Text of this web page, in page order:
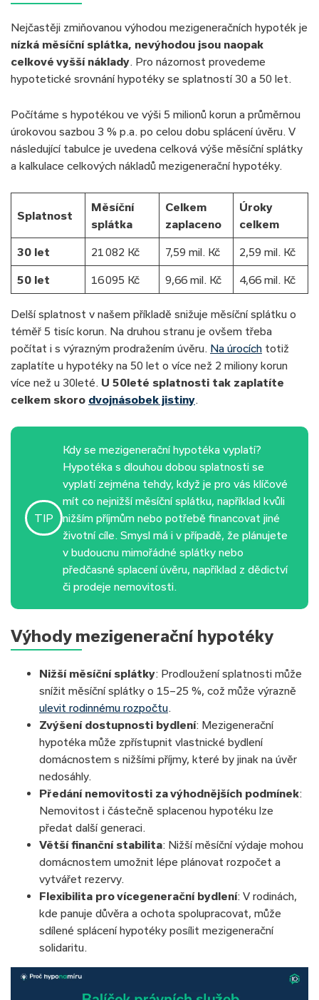
✅Doba splácení:
30 let
✅Výše úvěru:
3 500 000 Kč
✅Měsíční splátka:
18 131 Kč
Nejčastěji zmiňovanou výhodou mezigeneračních hypoték je
nízká měsíční splátka, nevýhodou jsou naopak
celkové vyšší náklady . Pro názornost provedeme
hypotetické srovnání hypotéky se splatností 30 a 50 let.
Počítáme s hypotékou ve výši 5 milionů korun a průměrnou
úrokovou sazbou 3 % p.a. po celou dobu splácení úvěru. V
následující tabulce je uvedena celková výše měsíční splátky
a kalkulace celkových nákladů mezigenerační hypotéky.
Splatnost
Měsíční
splátka
Celkem
zaplaceno
Úroky
celkem
30 let 21 082 Kč 7,59 mil. Kč 2,59 mil. Kč
50 let 16 095 Kč 9,66 mil. Kč 4,66 mil. Kč
Delší splatnost v našem příkladě snižuje měsíční splátku o
téměř 5 tisíc korun. Na druhou stranu je ovšem třeba
počítat i s výrazným prodražením úvěru. Na úrocích totiž
zaplatíte u hypotéky na 50 let o více než 2 miliony korun
více než u 30leté. U 50leté splatnosti tak zaplatíte
celkem skoro dvojnásobek jistiny.
TIP
Kdy se mezigenerační hypotéka vyplatí?
Hypotéka s dlouhou dobou splatnosti se
vyplatí zejména tehdy, když je pro vás klíčové
mít co nejnižší měsíční splátku, například kvůli
nižším příjmům nebo potřebě financovat jiné
životní cíle. Smysl má i v případě, že plánujete
v budoucnu mimořádné splátky nebo
předčasné splacení úvěru, například z dědictví
či prodeje nemovitosti.
Výhody mezigenerační hypotéky
Nižší měsíční splátky: Prodloužení splatnosti může
snížit měsíční splátky o 15–25 %, což může výrazně
ulevit rodinnému rozpočtu.
Zvýšení dostupnosti bydlení: Mezigenerační
hypotéka může zpřístupnit vlastnické bydlení
domácnostem s nižšími příjmy, které by jinak na úvěr
nedosáhly.
Předání nemovitosti za výhodnějších podmínek:
Nemovitost i částečně splacenou hypotéku lze
předat další generaci.
Větší finanční stabilita: Nižší měsíční výdaje mohou
domácnostem umožnit lépe plánovat rozpočet a
vytvářet rezervy.
Flexibilita pro vícegenerační bydlení: V rodinách,
kde panuje důvěra a ochota spolupracovat, může
sdílené splácení hypotéky posílit mezigenerační
solidaritu.